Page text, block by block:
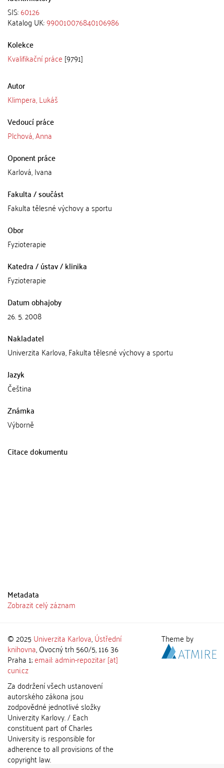
SIS:60126
Katalog UK:990010076840106986
Kolekce
Kvalifikační práce [9791]
Autor
Klimpera, Lukáš
Vedoucí práce
Plchová, Anna
Oponent práce
Karlová, Ivana
Fakulta / součást
Fakulta tělesné výchovy a sportu
Obor
Fyzioterapie
Katedra / ústav / klinika
Fyzioterapie
Datum obhajoby
26. 5. 2008
Nakladatel
Univerzita Karlova, Fakulta tělesné výchovy a sportu
Jazyk
Čeština
Známka
Výborně
Citace dokumentu
Metadata
Zobrazit celý záznam
© 2025 Univerzita Karlova,Ústřední
knihovna, Ovocný trh 560/5, 116 36
Praha 1;email: admin-repozitar [at]
cuni.cz
Za dodržení všech ustanovení
autorského zákona jsou
zodpovědné jednotlivé složky
Univerzity Karlovy. / Each
constituent part of Charles
University is responsible for
adherence to all provisions of the
copyright law.
Theme by